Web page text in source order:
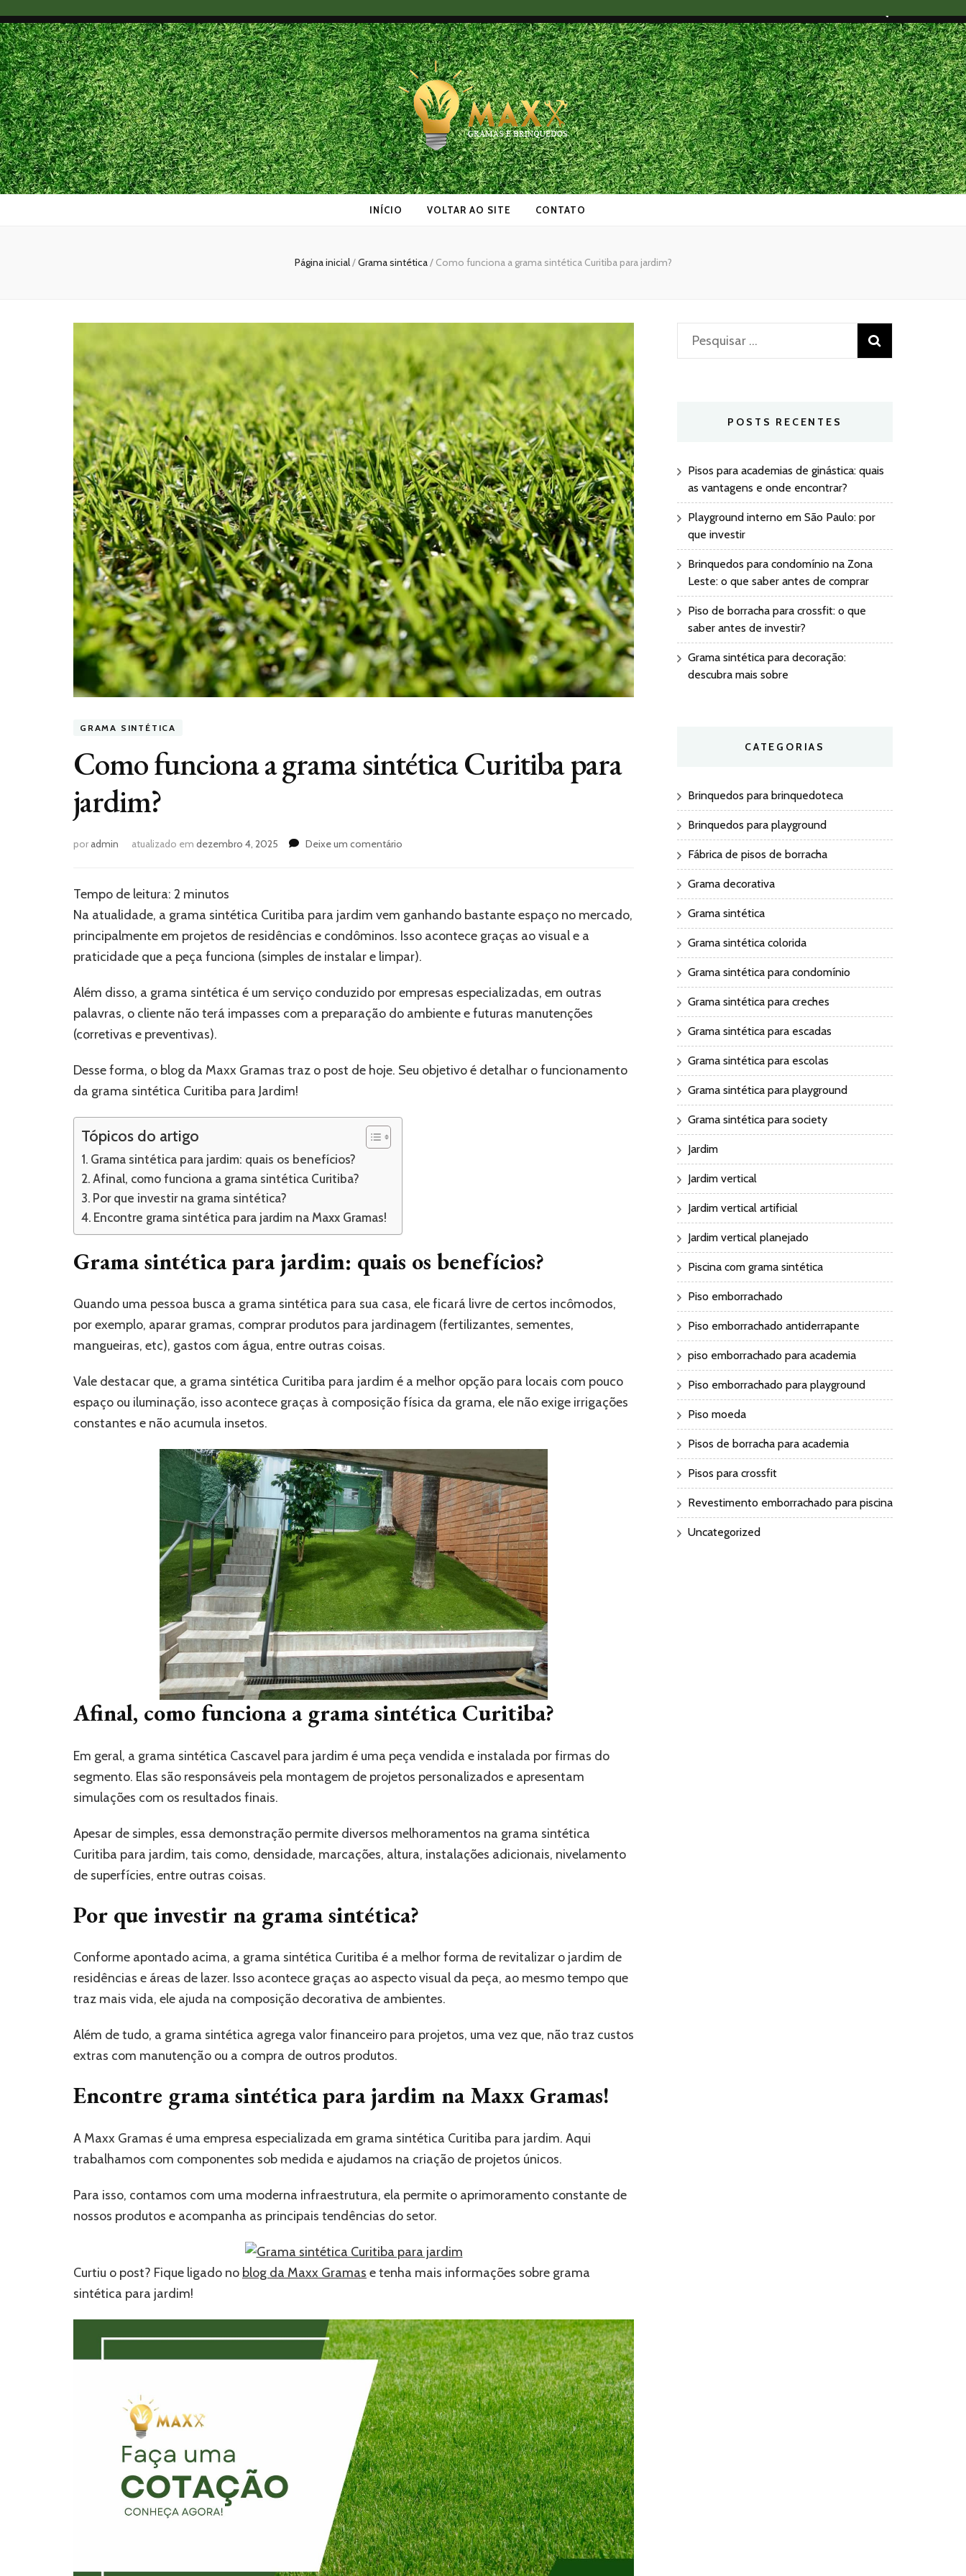
Maxx Gramas
Blog
INÍCIO VOLTAR AO SITE CONTATO
Página inicial/Grama sintética/ Como funciona a grama sintética Curitiba para jardim?
GRAMA SINTÉTICA
Como funciona a grama sintética Curitiba para
jardim?
poradmin atualizado em dezembro 4, 2025 Deixe um comentário
sintética
Curitiba
para
jardim?
Tempo de leitura: 2 minutos
Na atualidade, a grama sintética Curitiba para jardim vem ganhando bastante espaço no mercado,
principalmente em projetos de residências e condôminos. Isso acontece graças ao visual e a
praticidade que a peça funciona (simples de instalar e limpar).
Além disso, a grama sintética é um serviço conduzido por empresas especializadas, em outras
palavras, o cliente não terá impasses com a preparação do ambiente e futuras manutenções
(corretivas e preventivas).
Desse forma, o blog da Maxx Gramas traz o post de hoje. Seu objetivo é detalhar o funcionamento
da grama sintética Curitiba para Jardim!
Tópicos do artigo
Grama sintética para jardim: quais os benefícios?
Afinal, como funciona a grama sintética Curitiba?
Por que investir na grama sintética?
Encontre grama sintética para jardim na Maxx Gramas!
Grama sintética para jardim: quais os benefícios?
Quando uma pessoa busca a grama sintética para sua casa, ele ficará livre de certos incômodos,
por exemplo, aparar gramas, comprar produtos para jardinagem (fertilizantes, sementes,
mangueiras, etc), gastos com água, entre outras coisas.
Vale destacar que, a grama sintética Curitiba para jardim é a melhor opção para locais com pouco
espaço ou iluminação, isso acontece graças à composição física da grama, ele não exige irrigações
constantes e não acumula insetos.
Afinal, como funciona a grama sintética Curitiba?
Em geral, a grama sintética Cascavel para jardim é uma peça vendida e instalada por firmas do
segmento. Elas são responsáveis pela montagem de projetos personalizados e apresentam
simulações com os resultados finais.
Apesar de simples, essa demonstração permite diversos melhoramentos na grama sintética
Curitiba para jardim, tais como, densidade, marcações, altura, instalações adicionais, nivelamento
de superfícies, entre outras coisas.
Por que investir na grama sintética?
Conforme apontado acima, a grama sintética Curitiba é a melhor forma de revitalizar o jardim de
residências e áreas de lazer. Isso acontece graças ao aspecto visual da peça, ao mesmo tempo que
traz mais vida, ele ajuda na composição decorativa de ambientes.
Além de tudo, a grama sintética agrega valor financeiro para projetos, uma vez que, não traz custos
extras com manutenção ou a compra de outros produtos.
Encontre grama sintética para jardim na Maxx Gramas!
A Maxx Gramas é uma empresa especializada em grama sintética Curitiba para jardim. Aqui
trabalhamos com componentes sob medida e ajudamos na criação de projetos únicos.
Para isso, contamos com uma moderna infraestrutura, ela permite o aprimoramento constante de
nossos produtos e acompanha as principais tendências do setor.
Curtiu o post? Fique ligado no blog da Maxx Gramas e tenha mais informações sobre grama
sintética para jardim!
Pesquisar
por:
POSTS RECENTES
Pisos para academias de ginástica: quais
as vantagens e onde encontrar?
Playground interno em São Paulo: por
que investir
Brinquedos para condomínio na Zona
Leste: o que saber antes de comprar
Piso de borracha para crossfit: o que
saber antes de investir?
Grama sintética para decoração:
descubra mais sobre
CATEGORIAS
Brinquedos para brinquedoteca
Brinquedos para playground
Fábrica de pisos de borracha
Grama decorativa
Grama sintética
Grama sintética colorida
Grama sintética para condomínio
Grama sintética para creches
Grama sintética para escadas
Grama sintética para escolas
Grama sintética para playground
Grama sintética para society
Jardim
Jardim vertical
Jardim vertical artificial
Jardim vertical planejado
Piscina com grama sintética
Piso emborrachado
Piso emborrachado antiderrapante
piso emborrachado para academia
Piso emborrachado para playground
Piso moeda
Pisos de borracha para academia
Pisos para crossfit
Revestimento emborrachado para piscina
Uncategorized